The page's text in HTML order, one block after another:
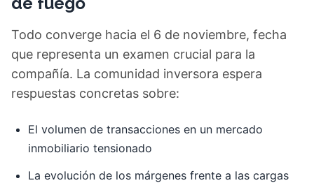
Todo converge hacia el 6 de noviembre, fecha
que representa un examen crucial para la
compañía. La comunidad inversora espera
respuestas concretas sobre:
El volumen de transacciones en un mercado
inmobiliario tensionado
La evolución de los márgenes frente a las cargas